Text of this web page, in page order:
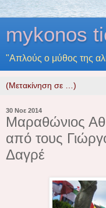
mykonos
"Απλούς ο μύθος της
30 Νοε 2014
Μαραθώνιος
από τους
Δαγρέ